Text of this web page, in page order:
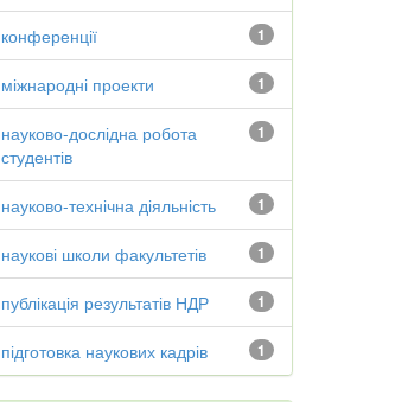
1
конференції
1
міжнародні проекти
1
науково-дослідна робота
студентів
1
науково-технічна діяльність
1
наукові школи факультетів
1
публікація результатів НДР
1
підготовка наукових кадрів